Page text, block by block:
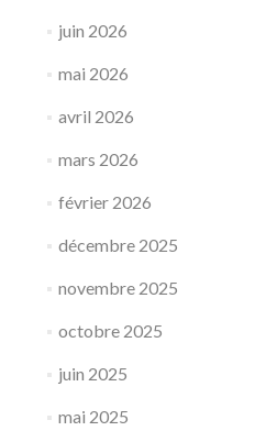
juin 2026
mai 2026
avril 2026
mars 2026
février 2026
décembre 2025
novembre 2025
octobre 2025
juin 2025
mai 2025